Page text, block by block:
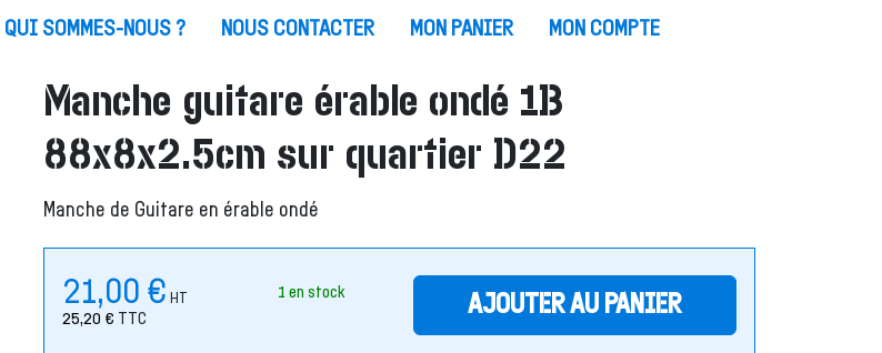
QUI SOMMES-NOUS ? NOUS CONTACTER MON PANIER MON COMPTE
Manche guitare érable ondé 1B
88x8x2.5cm sur quartier D22
Manche de Guitare en érable ondé
21,00 € HT
25,20 € TTC
1 en stock AJOUTER AU PANIER